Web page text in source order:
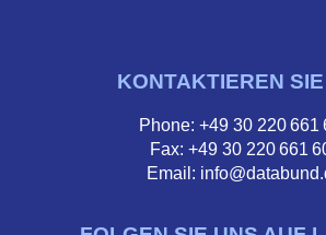
KONTAKTIEREN
Phone: +49 30 220 661
Fax: +49 30 220 661
Email: